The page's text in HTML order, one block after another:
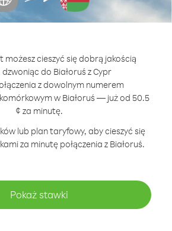
możesz cieszyć się dobrą jakością
do Białoruś z Cypr
z dowolnym numerem
w Białoruś — już od 50.5
¢ za minutę.
lub plan taryfowy, aby cieszyć się
za minutę połączenia z Białoruś.
Pokaż stawki